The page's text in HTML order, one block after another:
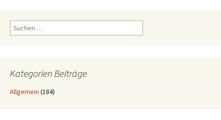
Suchen
nach:
Kategorien Beiträge
Allgemein (184)